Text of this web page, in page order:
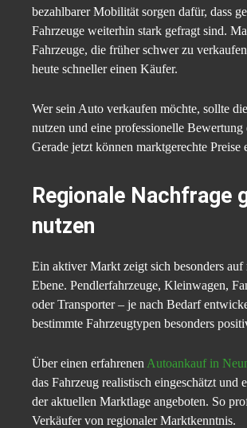
bezahlbarer Mobilität sorgen dafür, dass
Fahrzeuge weiterhin stark gefragt sind.
Fahrzeuge, die früher schwer zu
heute schneller einen Käufer.
Wer sein Auto verkaufen möchte, sollte
nutzen und eine professionelle Bewertung
Gerade jetzt können marktgerechte Preise
Regionale Nachfrage
nutzen
Ein aktiver Markt zeigt sich besonders auf
Ebene. Pendlerfahrzeuge, Kleinwagen,
oder Transporter – je nach Bedarf
bestimmte Fahrzeugtypen besonders
Über einen erfahrenen Autoankauf in
das Fahrzeug realistisch eingeschätzt und
der aktuellen Marktlage angeboten. So
Verkäufer von regionaler Marktkenntnis.